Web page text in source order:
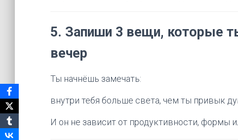
5. Запиши 3 вещи, которые
вечер
Ты начнёшь замечать:
внутри тебя больше света, чем ты привык
И он не зависит от продуктивности, формы